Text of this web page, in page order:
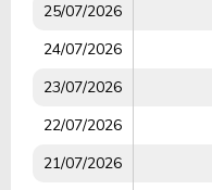
25/07/2026
24/07/2026
23/07/2026
22/07/2026
21/07/2026